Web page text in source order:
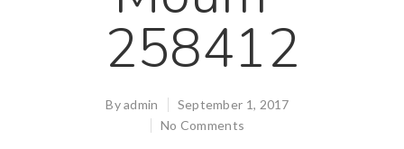
Hit enter to search or ESC to close
258412
Byadmin
September 1, 2017
No Comments